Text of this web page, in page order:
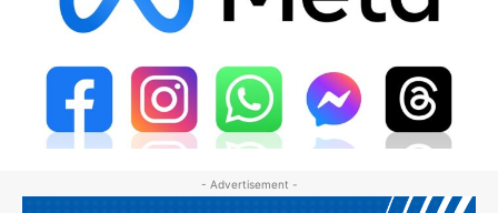
- Advertisement -